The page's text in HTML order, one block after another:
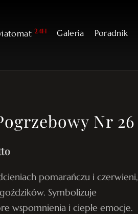
24H Galeria Poradnik
Nr 26
pomarańczu i czerwieni,
Symbolizuje
wspomnienia i ciepłe emocje.